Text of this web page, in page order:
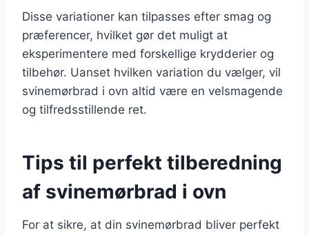
Disse variationer kan tilpasses efter smag og
præferencer, hvilket gør det muligt at
eksperimentere med forskellige krydderier og
tilbehør. Uanset hvilken variation du vælger, vil
svinemørbrad i ovn altid være en velsmagende
og tilfredsstillende ret.
Tips til perfekt tilberedning
af svinemørbrad i ovn
For at sikre, at din svinemørbrad bliver perfekt